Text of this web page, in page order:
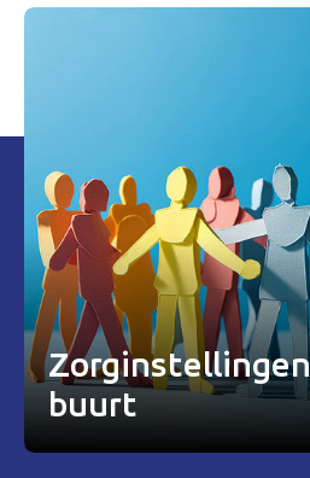
buurt